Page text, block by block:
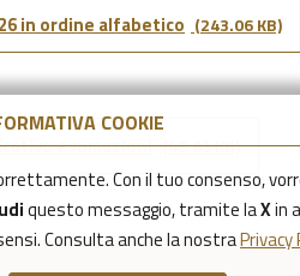
COOKIE
Con il tuo consenso,
questo messaggio, tramite laXin
Consulta anche la nostraPrivacy
in ordine alfabetico (243.06 KB)
esumazioni (48.63 KB)